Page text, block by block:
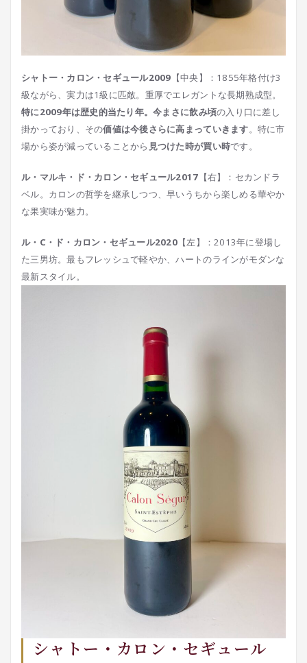
シャトー・カロン・セギュール2009 【中央】：1855年格付け3
級ながら、実力は1級に匹敵。重厚でエレガントな長期熟成型。
特に2009年は歴史的当たり年。今まさに飲み頃の入り口に差し
掛かっており、その価値は今後さらに高まっていきます。特に市
場から姿が減っていることから 見つけた時が買い時です。
ル・マルキ・ド・カロン・セギュール2017 【右】：セカンドラ
ベル。カロンの哲学を継承しつつ、早いうちから楽しめる華やか
な果実味が魅力。
ル・C・ド・カロン・セギュール2020 【左】：2013年に登場し
た三男坊。最もフレッシュで軽やか、ハートのラインがモダンな
最新スタイル。
シャトー・カロン・セギュール